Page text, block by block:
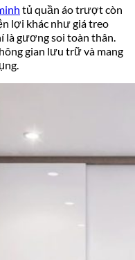
tủ quần áo trượt còn
lợi khác như giá treo
là gương soi toàn thân.
gian lưu trữ và mang